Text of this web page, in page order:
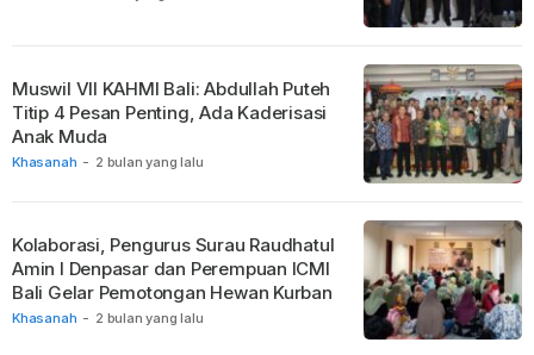
Khasanah - 2 bulan yang lalu
Muswil VII KAHMI Bali: Abdullah Puteh
Titip 4 Pesan Penting, Ada Kaderisasi
Anak Muda
Khasanah - 2 bulan yang lalu
Kolaborasi, Pengurus Surau Raudhatul
Amin I Denpasar dan Perempuan ICMI
Bali Gelar Pemotongan Hewan Kurban